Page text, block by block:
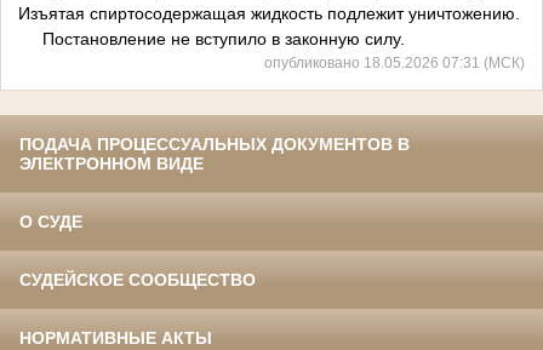
Изъятая спиртосодержащая жидкость подлежит уничтожению.
Постановление не вступило в законную силу.
опубликовано 18.05.2026 07:31 (МСК)
ПОДАЧА ПРОЦЕССУАЛЬНЫХ ДОКУМЕНТОВ В
ЭЛЕКТРОННОМ ВИДЕ
О СУДЕ
СУДЕЙСКОЕ СООБЩЕСТВО
НОРМАТИВНЫЕ АКТЫ